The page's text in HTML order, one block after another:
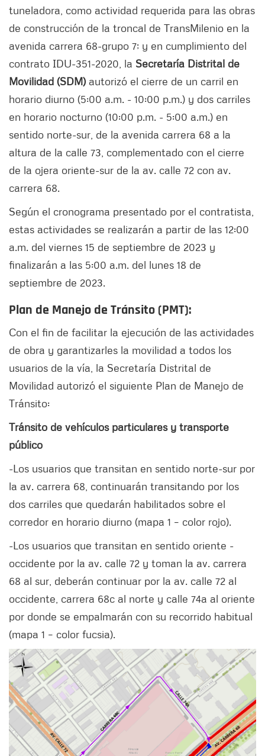
tuneladora, como actividad requerida para las obras
de construcción de la troncal de TransMilenio en la
avenida carrera 68-grupo 7; y en cumplimiento del
contrato IDU-351-2020, la Secretaría Distrital de
Movilidad (SDM) autorizó el cierre de un carril en
horario diurno (5:00 a.m. - 10:00 p.m.) y dos carriles
en horario nocturno (10:00 p.m. - 5:00 a.m.) en
sentido norte-sur, de la avenida carrera 68 a la
altura de la calle 73, complementado con el cierre
de la ojera oriente-sur de la av. calle 72 con av.
carrera 68.
Según el cronograma presentado por el contratista,
estas actividades se realizarán a partir de las 12:00
a.m. del viernes 15 de septiembre de 2023 y
finalizarán a las 5:00 a.m. del lunes 18 de
septiembre de 2023.
Plan de Manejo de Tránsito (PMT):
Con el fin de facilitar la ejecución de las actividades
de obra y garantizarles la movilidad a todos los
usuarios de la vía, la Secretaría Distrital de
Movilidad autorizó el siguiente Plan de Manejo de
Tránsito:
Tránsito de vehículos particulares y transporte
público
-Los usuarios que transitan en sentido norte-sur por
la av. carrera 68, continuarán transitando por los
dos carriles que quedarán habilitados sobre el
corredor en horario diurno (mapa 1 – color rojo).
-Los usuarios que transitan en sentido oriente -
occidente por la av. calle 72 y toman la av. carrera
68 al sur, deberán continuar por la av. calle 72 al
occidente, carrera 68c al norte y calle 74a al oriente
por donde se empalmarán con su recorrido habitual
(mapa 1 – color fucsia).